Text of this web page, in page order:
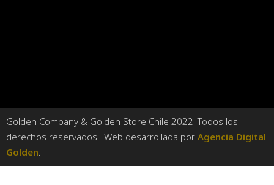
Golden Company & Golden Store Chile 2022. Todos los
derechos reservados. Web desarrollada por Agencia Digital
Golden